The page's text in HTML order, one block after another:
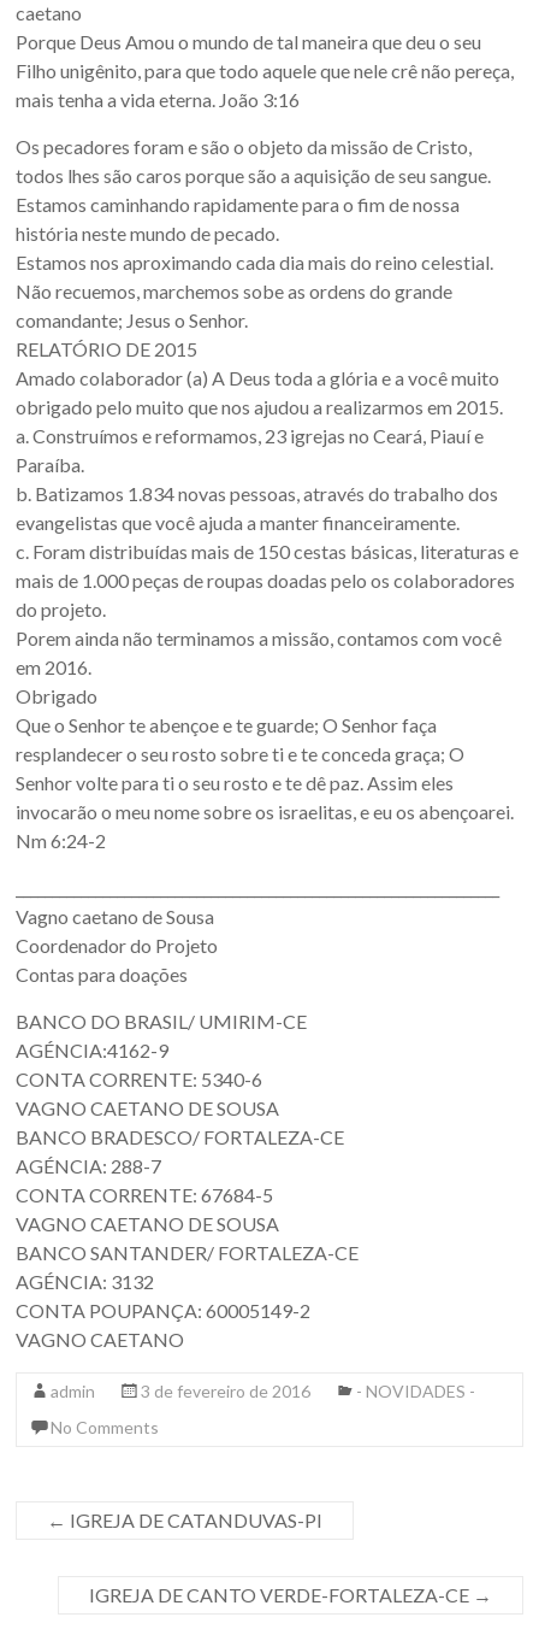
caetano
Porque Deus Amou o mundo de tal maneira que deu o seu
Filho unigênito, para que todo aquele que nele crê não pereça,
mais tenha a vida eterna. João 3:16
Os pecadores foram e são o objeto da missão de Cristo,
todos lhes são caros porque são a aquisição de seu sangue.
Estamos caminhando rapidamente para o fim de nossa
história neste mundo de pecado.
Estamos nos aproximando cada dia mais do reino celestial.
Não recuemos, marchemos sobe as ordens do grande
comandante; Jesus o Senhor.
RELATÓRIO DE 2015
Amado colaborador (a) A Deus toda a glória e a você muito
obrigado pelo muito que nos ajudou a realizarmos em 2015.
a. Construímos e reformamos, 23 igrejas no Ceará, Piauí e
Paraíba.
b. Batizamos 1.834 novas pessoas, através do trabalho dos
evangelistas que você ajuda a manter financeiramente.
c. Foram distribuídas mais de 150 cestas básicas, literaturas e
mais de 1.000 peças de roupas doadas pelo os colaboradores
do projeto.
Porem ainda não terminamos a missão, contamos com você
em 2016.
Obrigado
Que o Senhor te abençoe e te guarde; O Senhor faça
resplandecer o seu rosto sobre ti e te conceda graça; O
Senhor volte para ti o seu rosto e te dê paz. Assim eles
invocarão o meu nome sobre os israelitas, e eu os abençoarei.
Nm 6:24-2
Vagno caetano de Sousa
Coordenador do Projeto
Contas para doações
BANCO DO BRASIL/ UMIRIM-CE
AGÉNCIA:4162-9
CONTA CORRENTE: 5340-6
VAGNO CAETANO DE SOUSA
BANCO BRADESCO/ FORTALEZA-CE
AGÉNCIA: 288-7
CONTA CORRENTE: 67684-5
VAGNO CAETANO DE SOUSA
BANCO SANTANDER/ FORTALEZA-CE
AGÉNCIA: 3132
CONTA POUPANÇA: 60005149-2
VAGNO CAETANO
admin 3 de fevereiro de 2016
- NOVIDADES -
No Comments
← IGREJA DE CATANDUVAS-PI
IGREJA DE CANTO VERDE-FORTALEZA-CE →